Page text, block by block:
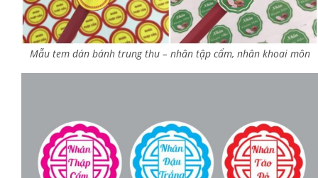
Mẫu tem dán bánh trung thu – nhân tập cẩm, nhân khoai môn